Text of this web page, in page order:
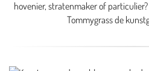
hovenier, stratenmaker of
Tommygrass de